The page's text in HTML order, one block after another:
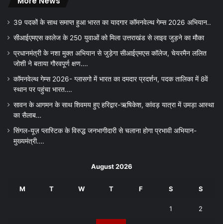
39 पदकों के साथ समाप्त हुआ भारत का यादगार कॉमनवेल्थ गेम्स 2026 अभियान..
सीआईएमएस कालेज के 250 युवाओं को मिला उत्तराखंड से लाइव जुड़ने का मौका
प्रधानमंत्री के नशा मुक्त अभियान से जुड़ेगा सीआईएमएस कॉलेज, चेयरमैन ललित
जोशी ने बताया गौरवपूर्ण क्षण….
कॉमनवेल्थ गेम्स 2026- ग्लासगो में भारत का दमदार प्रदर्शन, पदक तालिका में 8वें
स्थान पर पहुंचा भारत….
सावन के आगमन के साथ शिवमय हुए हरिद्वार-ऋषिकेश, कांवड़ यात्रा में उमड़ा आस्था
का सैलाब…
सिंगल-यूज़ प्लास्टिक के विरुद्ध जनभागीदारी से चलाना होगा प्रभावी अभियान-
मुख्यमंत्री….
August 2026
M T W T F S S
1 2